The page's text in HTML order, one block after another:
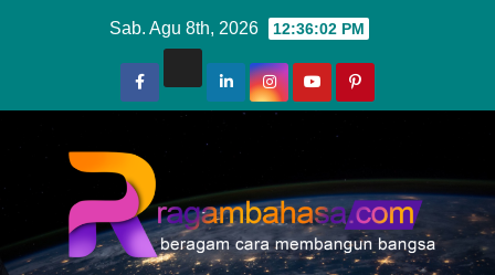
Sab. Agu 8th, 2026 12:36:03 PM